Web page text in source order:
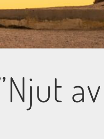
av